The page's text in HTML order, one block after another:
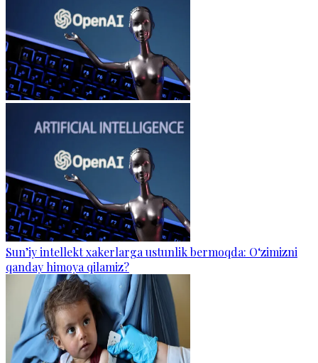
Sun’iy intellekt xakerlarga ustunlik bermoqda: O‘zimizni
qanday himoya qilamiz?